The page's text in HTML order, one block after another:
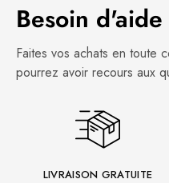
Besoin
Faites vos achats en toute
pourrez avoir recours aux
LIVRAISON GRATUITE
Toutes les
période seront
retour. Nous